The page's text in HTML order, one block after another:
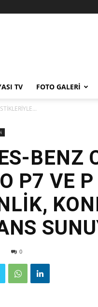
TV FOTO GALERI
BENZ
P7 VE P
0